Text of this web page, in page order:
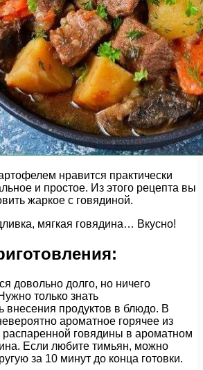
нравится практически
и простое. Из этого рецепта вы
жаркое с говядиной.
мягкая говядина… Вкусно!
довольно долго, но ничего
только знать
внесения продуктов в блюдо. В
ароматное горячее из
говядины в ароматном
Если любите тимьян, можно
за 10 минут до конца готовки.